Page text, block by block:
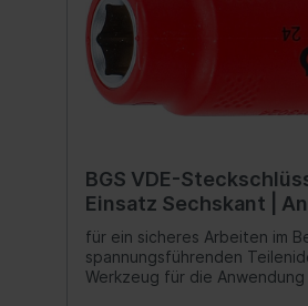
BGS VDE-
Einsatz Sechskant |
Innenvierkant 10 mm
10 mm
für ein sicheres Arbeiten im
spannungsführenden
Werkzeug für die Anwendung